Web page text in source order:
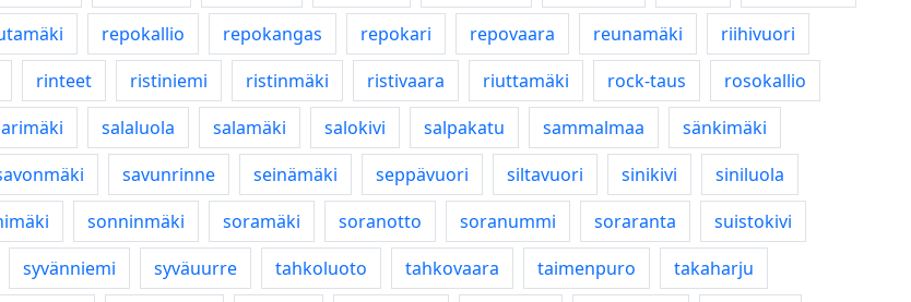
repokallio repokangas repokari repovaara reunamäki
riihivuori
rinteet ristiniemi ristinmäki ristivaara riuttamäki rock-taus
rosokallio
salaluola salamäki salokivi salpakatu sammalmaa
sänkimäki
savunrinne seinämäki seppävuori siltavuori sinikivi
siniluola
sonninmäki soramäki soranotto soranummi soraranta
suistokivi
syvänniemi syväuurre tahkoluoto tahkovaara taimenpuro
takaharju